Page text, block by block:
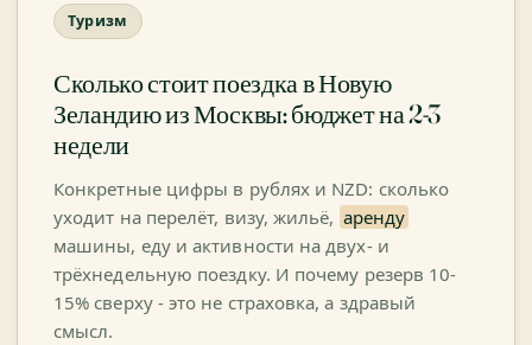
Туризм
Сколько стоит поездка в Новую
Зеландию из Москвы: бюджет на 2-3
недели
Конкретные цифры в рублях и NZD: сколько
уходит на перелёт, визу, жильё, аренду
машины, еду и активности на двух- и
трёхнедельную поездку. И почему резерв 10-
15% сверху - это не страховка, а здравый
смысл.